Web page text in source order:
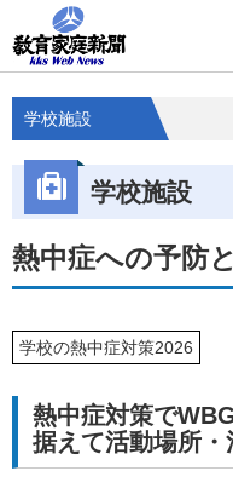
学校施設
学校施設
熱中症への予防
学校の熱中症対策2026
熱中症対策で
据えて活動場所